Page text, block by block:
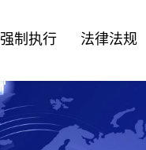
强制执行 法律法规